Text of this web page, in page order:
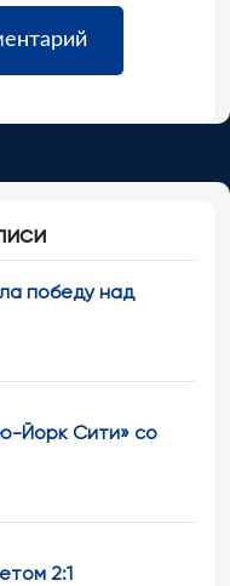
победу над
Йорк Сити» со
2:1